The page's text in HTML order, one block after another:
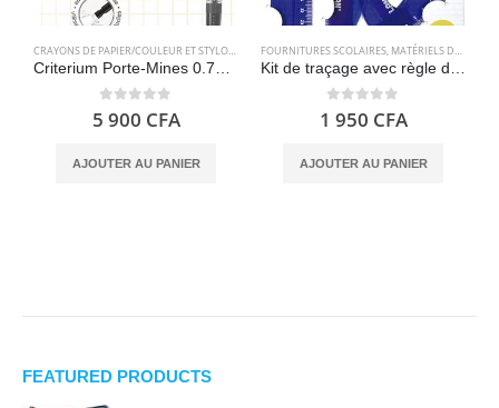
CRAYONS DE PAPIER/COULEUR ET STYLOS, FOURNITURES SCOLAIRES,PAPETERIES
Criterium Porte-Mines 0.7mm HB – Couleurs Assorties, Pochette de 10 – BIC
0 out of 5
5 900 CFA
AJOUTER AU PANIER
FOURNITURES SCOLAIRES, MATÉRIELS DE GÉOMÉTRIE
Kit de traçage avec règle de 30 cm, carré, biseau et rapporteur – Milan
0 out of 5
1 950 CFA
AJOUTER AU PANIER
FEATURED PRODUCTS